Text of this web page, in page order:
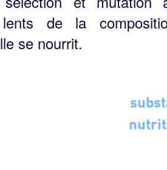
lents de la
se nourrit.